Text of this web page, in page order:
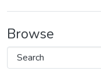
Browse